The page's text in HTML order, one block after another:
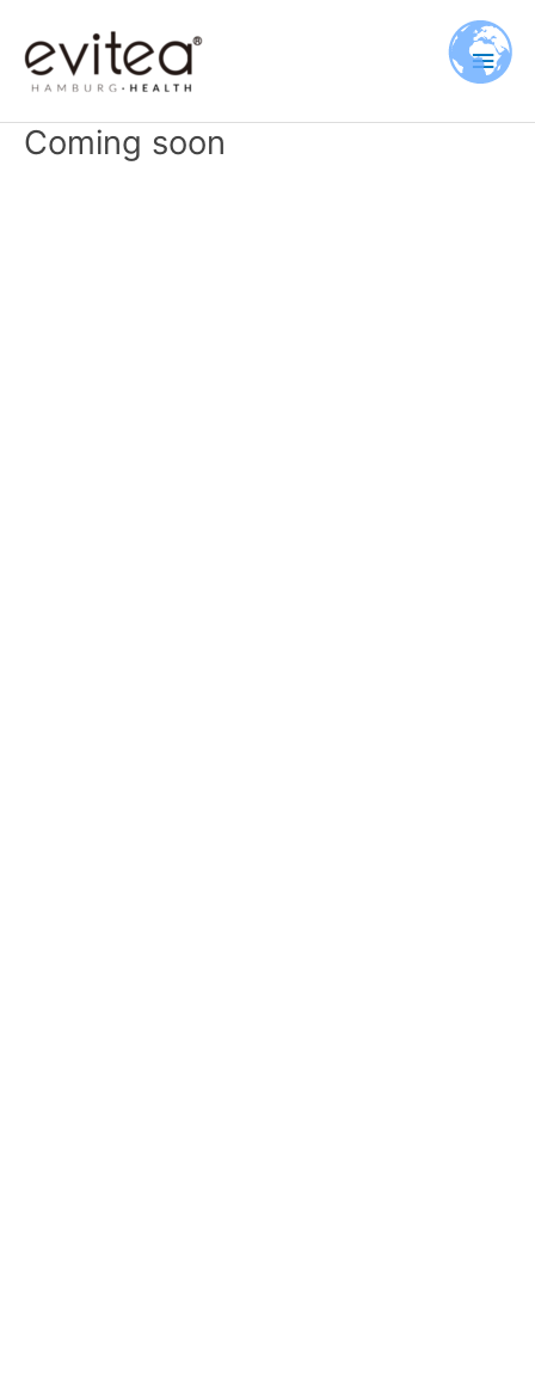
Inhalt
springen
Coming soon